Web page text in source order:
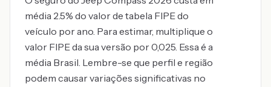
média 2.5% do valor de tabela FIPE do
veículo por ano. Para estimar, multiplique o
valor FIPE da sua versão por 0,025. Essa é a
média Brasil. Lembre-se que perfil e região
podem causar variações significativas no